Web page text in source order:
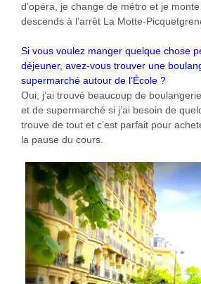
d’opéra, je change de métro et je
descends à l’arrêt La Motte-
Si vous voulez manger quelque chose
déjeuner, avez-vous trouver une
supermarché autour de l’École ?
Oui, j’ai trouvé beaucoup de
et de supermarché si j’ai besoin de
trouve de tout et c’est parfait pour
la pause du cours.